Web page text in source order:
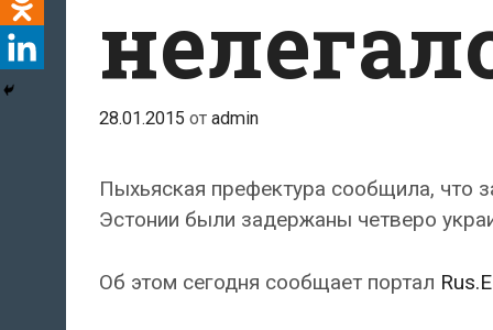
28.01.2015 от admin
Пыхьяская префектура сообщила, что
Эстонии были задержаны четверо
Об этом сегодня сообщает портал